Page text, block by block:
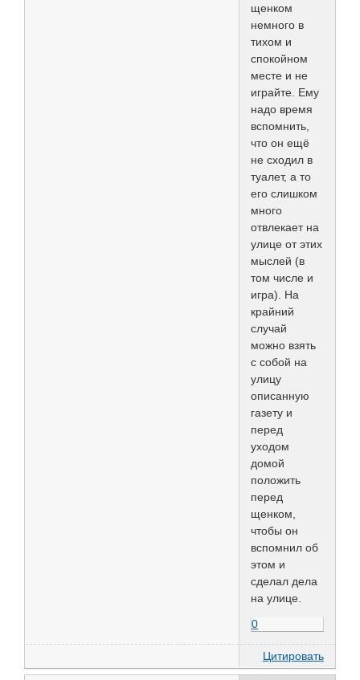
щенком
немного в
тихом и
спокойном
месте и не
играйте. Ему
надо время
вспомнить,
что он ещё
не сходил в
туалет, а то
его слишком
много
отвлекает на
улице от этих
мыслей (в
том числе и
игра). На
крайний
случай
можно взять
с собой на
улицу
описанную
газету и
перед
уходом
домой
положить
перед
щенком,
чтобы он
вспомнил об
этом и
сделал дела
на улице.
0
Цитировать